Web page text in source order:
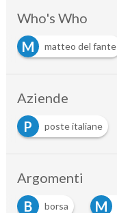
Who's Who
M
matteo del fante
Aziende
P poste italiane
Argomenti
B
borsa M